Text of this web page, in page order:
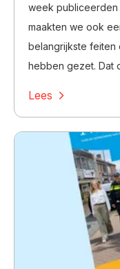
week publiceerden
maakten we ook
belangrijkste feiten
hebben gezet. Dat
Lees